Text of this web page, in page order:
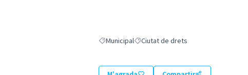
Resultats en filtrar per: Municipal
MunicipalResultats en filtrar per: Ciutat de drets
Ciutat de drets